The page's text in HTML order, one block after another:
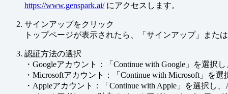
https://www.genspark.ai/にアクセスします。
サインアップをクリック
トップページが表示されたら、「サインアップ」また
認証方法の選択
・Googleアカウント：「Continue with Google」を選択
・Microsoftアカウント：「Continue with Microsoft」を
・Appleアカウント：「Continue with Apple」を選択し